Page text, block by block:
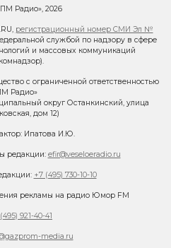
Радио», 2026
регистрационный номер СМИ Эл №
службой по надзору в сфере
и массовых коммуникаций
с ограниченной ответственностью
Радио»
округ Останкинский, улица
дом 12)
Ипатова И.Ю.
редакции: efir@veseloeradio.ru
+7 (495) 730-10-10
рекламы на радио Юмор FM
921-40-41
media.ru